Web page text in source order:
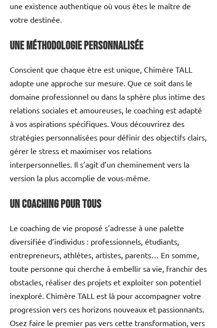
une existence authentique où vous êtes le maître de
votre destinée.
Une Méthodologie Personnalisée
Conscient que chaque être est unique, Chimère TALL
adopte une approche sur mesure. Que ce soit dans le
domaine professionnel ou dans la sphère plus intime des
relations sociales et amoureuses, le coaching est adapté
à vos aspirations spécifiques. Vous découvrirez des
stratégies personnalisées pour définir des objectifs clairs,
gérer le stress et maximiser vos relations
interpersonnelles. Il s’agit d’un cheminement vers la
version la plus accomplie de vous-même.
Un Coaching pour Tous
Le coaching de vie proposé s’adresse à une palette
diversifiée d’individus : professionnels, étudiants,
entrepreneurs, athlètes, artistes, parents… En somme,
toute personne qui cherche à embellir sa vie, franchir des
obstacles, réaliser des projets et exploiter son potentiel
inexploré. Chimère TALL est là pour accompagner votre
progression vers ces horizons nouveaux et passionnants.
Osez faire le premier pas vers cette transformation, vers